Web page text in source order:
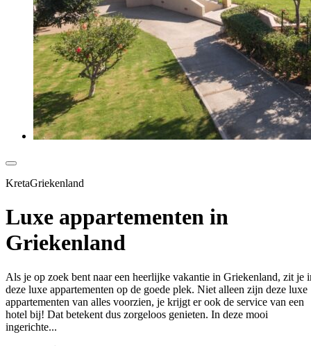
KretaGriekenland
Luxe appartementen in
Griekenland
Als je op zoek bent naar een heerlijke vakantie in Griekenland, zit je
deze luxe appartementen op de goede plek. Niet alleen zijn deze luxe
appartementen van alles voorzien, je krijgt er ook de service van een
hotel bij! Dat betekent dus zorgeloos genieten. In deze mooi
ingerichte...